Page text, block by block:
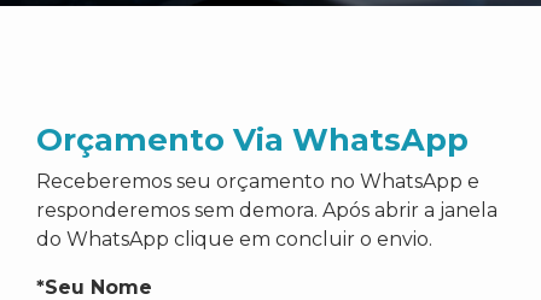
Orçamento Via WhatsApp
Receberemos seu orçamento no WhatsApp e
responderemos sem demora. Após abrir a janela
do WhatsApp clique em concluir o envio.
*Seu Nome